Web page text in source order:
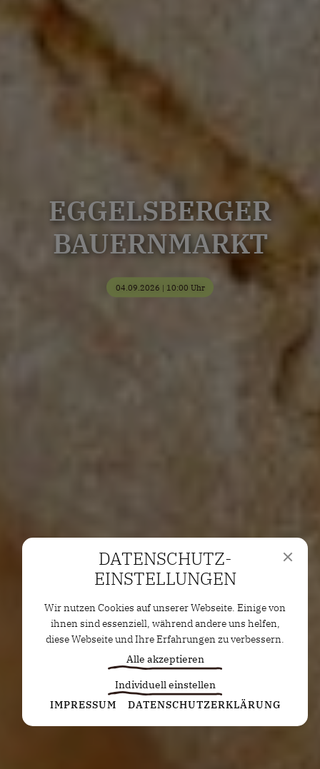
EGGELSBERGER
BAUERNMARKT
04.09.2026 | 10:00 Uhr
DATENSCHUTZ­
EINSTELLUNGEN
Wir nutzen Cookies auf unserer Webseite. Einige von
ihnen sind essenziell, während andere uns helfen,
diese Webseite und Ihre Erfahrungen zu verbessern.
Alle akzeptieren
Individuell einstellen
Statistiken
Diese Cookies erfassen anonyme Statistiken. Diese
IMPRESSUM DATENSCHUTZERKLÄRUNG